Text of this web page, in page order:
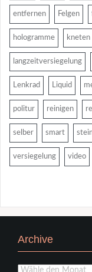
entfernen Felgen
hologramme kneten
langzeitversiegelung
Lenkrad Liquid
politur reinigen
selber smart
versiegelung video
Archive
Archive